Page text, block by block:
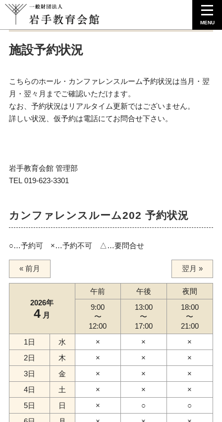
施設予約状況
こちらのホール・カンファレンスルーム予約状況は当月・翌
月・翌々月までご確認いただけます。
なお、予約状況はリアルタイム更新ではございません。
詳しい状況、仮予約は電話にてお問合せ下さい。
岩手教育会館 管理部
TEL 019-623-3301
カンファレンスルーム202 予約状況
○…予約可 ×…予約不可 △…要問合せ
« 前月 翌月 »
2026年
4 月
午前 午後
夜間
9:00
〜
12:00
13:00
〜
17:00
18:00
〜
21:00
1日
水 × ×
×
2日
木 × ×
×
3日
金 × ×
×
4日
土 × ×
×
5日
日 × ○
○
MENU